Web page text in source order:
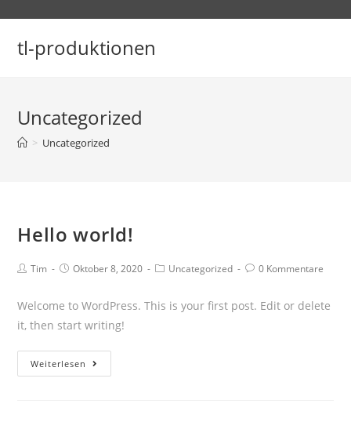
springen
tl-produktionen
Uncategorized
> Uncategorized
Hello world!
Beitrags-
Tim
Beitrag
Oktober 8, 2020
Beitrags-
Uncategorized
Beitrags-
0 Kommentare
Welcome to WordPress. This is your first post. Edit or delete
it, then start writing!
Weiterlesen
world!